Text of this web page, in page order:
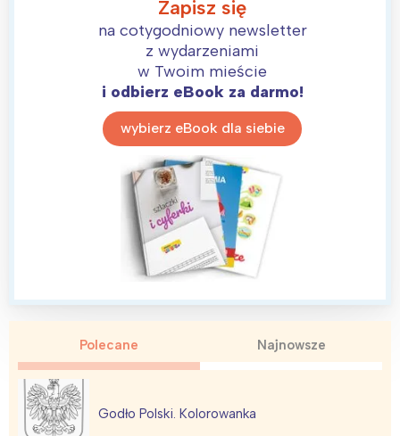
Zapisz się
na cotygodniowy newsletter
z wydarzeniami
w Twoim mieście
i odbierz eBook za darmo!
wybierz eBook dla siebie
Polecane Najnowsze
Godło Polski. Kolorowanka
Południe
Północ
Wszystkie
Wybieram